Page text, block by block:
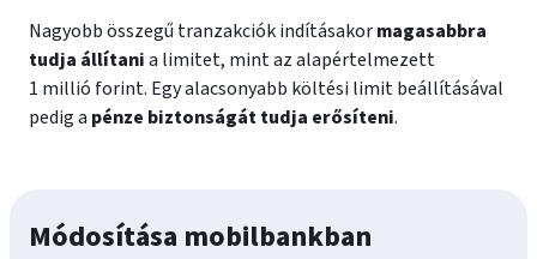
Nagyobb összegű tranzakciók indításakormagasabbra
tudja állítania limitet, mint az alapértelmezett
1 millió forint. Egy alacsonyabb költési limit beállításával
pedig a pénze biztonságát tudja erősíteni.
Módosítása mobilbankban